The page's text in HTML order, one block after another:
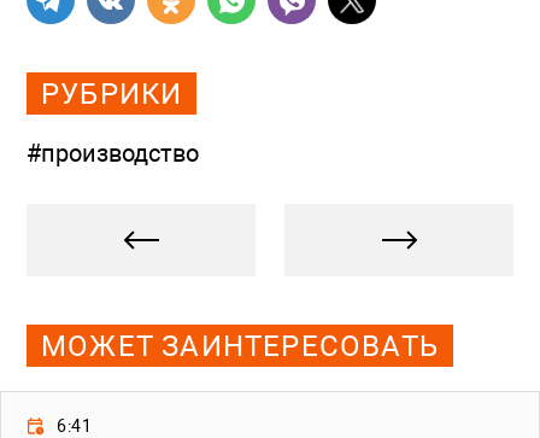
РУБРИКИ
#производство
МОЖЕТ ЗАИНТЕРЕСОВАТЬ
6:41